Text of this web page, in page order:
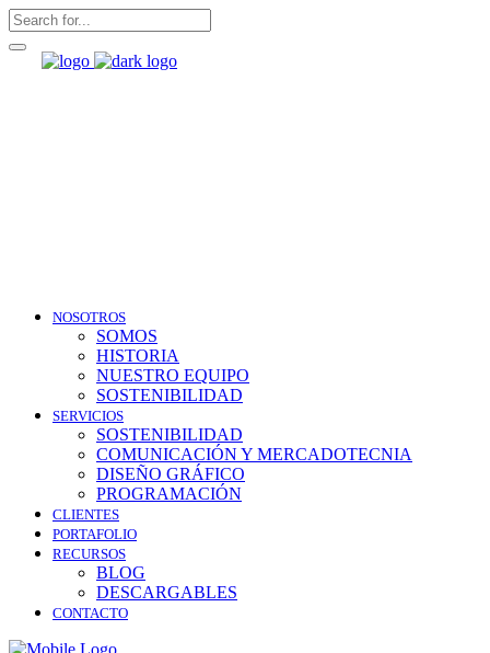
NOSOTROS
SOMOS
HISTORIA
NUESTRO EQUIPO
SOSTENIBILIDAD
SERVICIOS
SOSTENIBILIDAD
COMUNICACIÓN Y MERCADOTECNIA
DISEÑO GRÁFICO
PROGRAMACIÓN
CLIENTES
PORTAFOLIO
RECURSOS
BLOG
DESCARGABLES
CONTACTO